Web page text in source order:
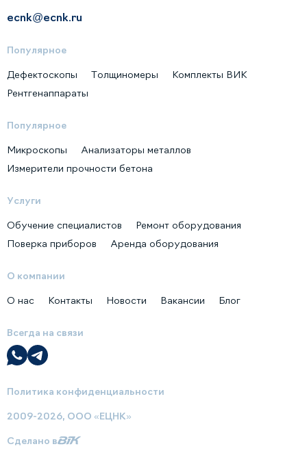
ecnk@ecnk.ru
Популярное
Дефектоскопы Толщиномеры
Комплекты ВИК
Рентгенаппараты
Популярное
Микроскопы
Анализаторы металлов
Измерители прочности бетона
Услуги
Обучение специалистов
Ремонт оборудования
Поверка приборов
Аренда оборудования
О компании
О нас Контакты Новости Вакансии Блог
Всегда на связи
Политика конфиденциальности
2009-2026, ООО «ЕЦНК»
Сделано в